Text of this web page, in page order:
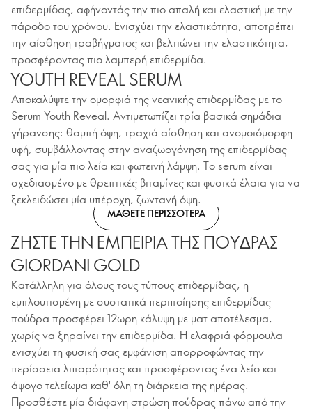
επιδερμίδας, αφήνοντάς την πιο απαλή και ελαστική με την
πάροδο του χρόνου. Ενισχύει την ελαστικότητα, αποτρέπει
την αίσθηση τραβήγματος και βελτιώνει την ελαστικότητα,
προσφέροντας πιο λαμπερή επιδερμίδα.
YOUTH REVEAL SERUM
Αποκαλύψτε την ομορφιά της νεανικής επιδερμίδας με το
Serum Youth Reveal. Αντιμετωπίζει τρία βασικά σημάδια
γήρανσης: θαμπή όψη, τραχιά αίσθηση και ανομοιόμορφη
υφή, συμβάλλοντας στην αναζωογόνηση της επιδερμίδας
σας για μία πιο λεία και φωτεινή λάμψη. Το serum είναι
σχεδιασμένο με θρεπτικές βιταμίνες και φυσικά έλαια για να
ξεκλειδώσει μία υπέροχη, ζωντανή όψη.
ΜΑΘΕΤΕ ΠΕΡΙΣΣΟΤΕΡΑ
ΖΗΣΤΕ ΤΗΝ ΕΜΠΕΙΡΙΑ ΤΗΣ ΠΟΥΔΡΑΣ
GIORDANI GOLD
Κατάλληλη για όλους τους τύπους επιδερμίδας, η
εμπλουτισμένη με συστατικά περιποίησης επιδερμίδας
πούδρα προσφέρει 12ωρη κάλυψη με ματ αποτέλεσμα,
χωρίς να ξηραίνει την επιδερμίδα. Η ελαφριά φόρμουλα
ενισχύει τη φυσική σας εμφάνιση απορροφώντας την
περίσσεια λιπαρότητας και προσφέροντας ένα λείο και
άψογο τελείωμα καθ' όλη τη διάρκεια της ημέρας.
Προσθέστε μία διάφανη στρώση πούδρας πάνω από την